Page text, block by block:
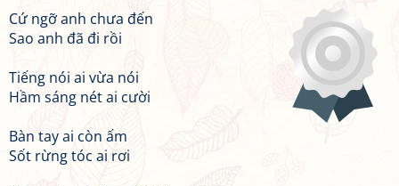
Cứ ngỡ anh chưa đến
Sao anh đã đi rồi
Tiếng nói ai vừa nói
Hầm sáng nét ai cười
Bàn tay ai còn ấm
Sốt rừng tóc ai rơi